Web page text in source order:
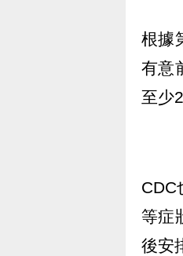
根據
有意
至少
CDC
等症
後安